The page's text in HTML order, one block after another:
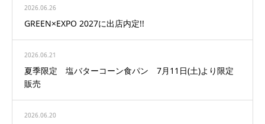
2026.06.26
GREEN×EXPO 2027に出店内定!!
2026.06.21
夏季限定 塩バターコーン食パン 7月11日(土)より限定
販売
2026.06.20